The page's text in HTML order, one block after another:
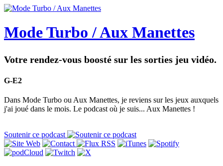
Mode Turbo / Aux Manettes
Votre rendez-vous boosté sur les sorties jeu vidéo.
G-E2
Dans Mode Turbo ou Aux Manettes, je reviens sur les jeux auxquels
j'ai joué dans le mois. Le podcast où je suis... Aux Manettes !
Soutenir ce podcast